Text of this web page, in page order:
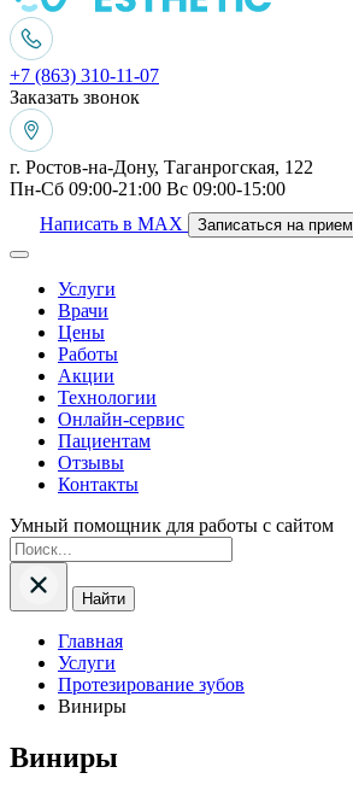
+7 (863) 310-11-07
Заказать звонок
г. Ростов-на-Дону, Таганрогская, 122
Пн-Сб 09:00-21:00 Вс 09:00-15:00
Написать в MAX
Записаться на прием
Услуги
Врачи
Цены
Работы
Акции
Технологии
Онлайн-сервис
Пациентам
Отзывы
Контакты
Умный помощник для работы с сайтом
Найти
Главная
Услуги
Протезирование зубов
Виниры
Виниры